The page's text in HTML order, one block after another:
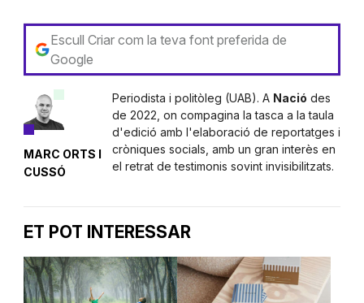
Escull Criar com la teva font preferida de
Google
MARC ORTS I
CUSSÓ
Periodista i politòleg (UAB). A Nació des
de 2022, on compagina la tasca a la taula
d'edició amb l'elaboració de reportatges i
cròniques socials, amb un gran interès en
el retrat de testimonis sovint invisibilitzats.
ET POT INTERESSAR